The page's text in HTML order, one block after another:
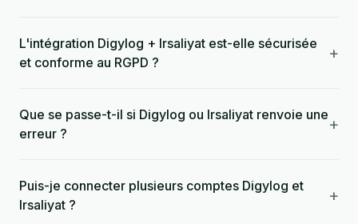
L'intégration Digylog + Irsaliyat est-elle sécurisée
et conforme au RGPD ?
+
Que se passe-t-il si Digylog ou Irsaliyat renvoie une
erreur ?
+
Puis-je connecter plusieurs comptes Digylog et
Irsaliyat ?
+